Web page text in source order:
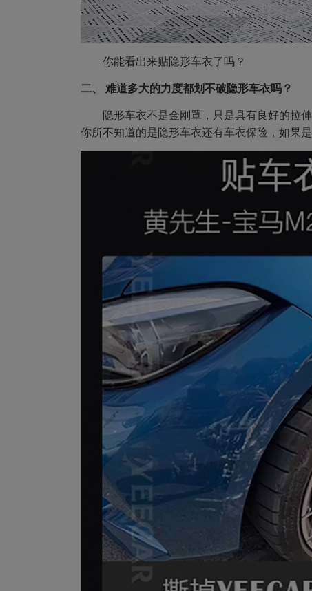
你能看出来贴隐形车衣了吗？
二、 难道多大的力度都划不破隐形车衣吗？
隐形车衣不是金刚罩，只是具有良好的拉
你所不知道的是隐形车衣还有车衣保险，如果